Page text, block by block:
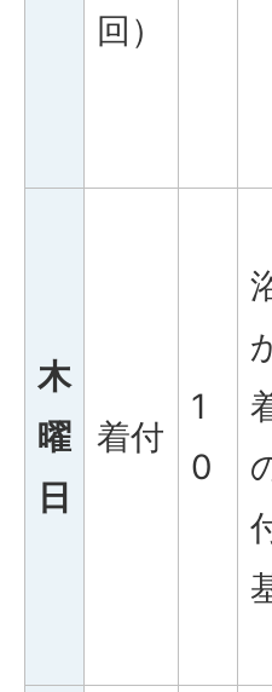
回）
木
曜
日
着付
1
0